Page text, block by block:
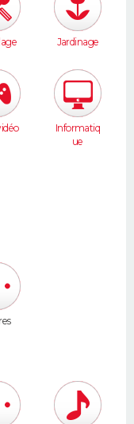
Jardinage
Informatiq
ue